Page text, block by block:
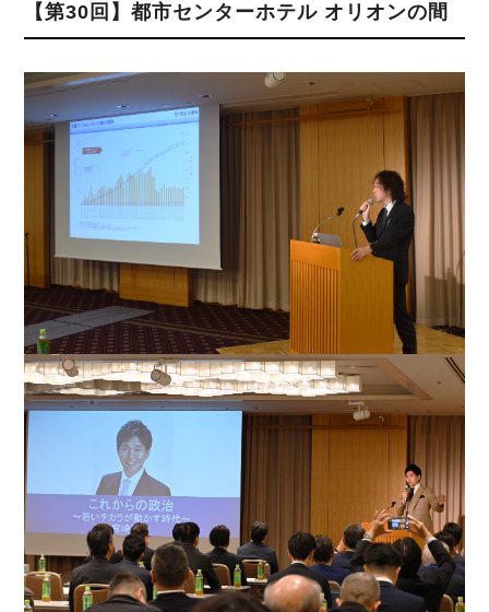
【第30回】都市センターホテル オリオンの間